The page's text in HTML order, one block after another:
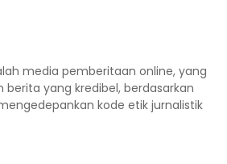
media pemberitaan online, yang
yang kredibel, berdasarkan
kode etik jurnalistik